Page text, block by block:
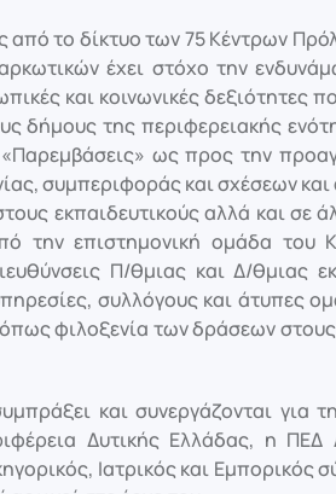
από το δίκτυο των 75 Κέντρων
έχει στόχο την
και κοινωνικές δεξιότητες
δήμους της περιφερειακής
ως προς την
συμπεριφοράς και σχέσεων
εκπαιδευτικούς αλλά και σε
την επιστημονική ομάδα του
Π/θμιας και Δ/θμιας
συλλόγους και άτυπες
όπως φιλοξενία των δράσεων
και συνεργάζονται για
Δυτικής Ελλάδας, η ΠΕΔ
Ιατρικός και Εμπορικός